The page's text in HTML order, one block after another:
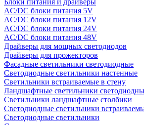
Блоки питания и драйверы
AC/DC блоки питания 5V
AC/DC блоки питания 12V
AC/DC блоки питания 24V
AC/DC блоки питания 48V
Драйверы для мощных светодиодов
Драйверы для прожекторов
Фасадные светильники светодиодные
Светодиодные светильники настенные
Светильники встраиваемые в стену
Ландшафтные светильники
Светильники ландшафтные столбики
Светодиодные светильники
Светодиодные светильники